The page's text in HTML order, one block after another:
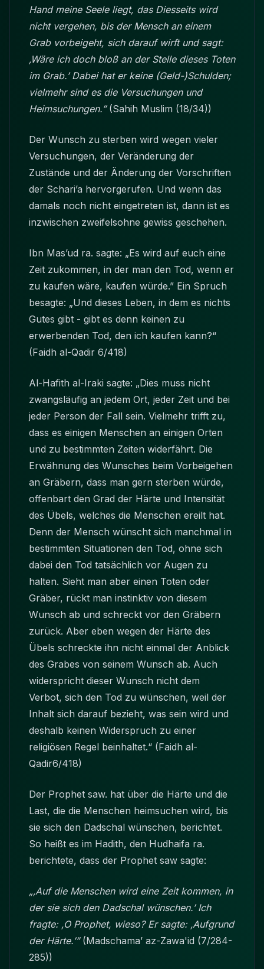
Hand meine Seele liegt, das Diesseits wird
nicht vergehen, bis der Mensch an einem
Grab vorbeigeht, sich darauf wirft und sagt:
‚Wäre ich doch bloß an der Stelle dieses Toten
im Grab.’ Dabei hat er keine (Geld-)Schulden;
vielmehr sind es die Versuchungen und
Heimsuchungen.”(Sahih Muslim (18/34))
Der Wunsch zu sterben wird wegen vieler
Versuchungen, der Veränderung der
Zustände und der Änderung der Vorschriften
der Schari’a hervorgerufen. Und wenn das
damals noch nicht eingetreten ist, dann ist es
inzwischen zweifelsohne gewiss geschehen.
Ibn Mas’ud ra. sagte: „Es wird auf euch eine
Zeit zukommen, in der man den Tod, wenn er
zu kaufen wäre, kaufen würde.” Ein Spruch
besagte: „Und dieses Leben, in dem es nichts
Gutes gibt - gibt es denn keinen zu
erwerbenden Tod, den ich kaufen kann?“
(Faidh al-Qadir 6/418)
Al-Hafith al-Iraki sagte: „Dies muss nicht
zwangsläufig an jedem Ort, jeder Zeit und bei
jeder Person der Fall sein. Vielmehr trifft zu,
dass es einigen Menschen an einigen Orten
und zu bestimmten Zeiten widerfährt. Die
Erwähnung des Wunsches beim Vorbeigehen
an Gräbern, dass man gern sterben würde,
offenbart den Grad der Härte und Intensität
des Übels, welches die Menschen ereilt hat.
Denn der Mensch wünscht sich manchmal in
bestimmten Situationen den Tod, ohne sich
dabei den Tod tatsächlich vor Augen zu
halten. Sieht man aber einen Toten oder
Gräber, rückt man instinktiv von diesem
Wunsch ab und schreckt vor den Gräbern
zurück. Aber eben wegen der Härte des
Übels schreckte ihn nicht einmal der Anblick
des Grabes von seinem Wunsch ab. Auch
widerspricht dieser Wunsch nicht dem
Verbot, sich den Tod zu wünschen, weil der
Inhalt sich darauf bezieht, was sein wird und
deshalb keinen Widerspruch zu einer
religiösen Regel beinhaltet.“ (Faidh al-
Qadir6/418)
Der Prophet saw. hat über die Härte und die
Last, die die Menschen heimsuchen wird, bis
sie sich den Dadschal wünschen, berichtet.
So heißt es im Hadith, den Hudhaifa ra.
berichtete, dass der Prophet saw sagte:
„‚Auf die Menschen wird eine Zeit kommen, in
der sie sich den Dadschal wünschen.’ Ich
fragte: ‚O Prophet, wieso? Er sagte: ‚Aufgrund
der Härte.’”(Madschama’ az-Zawa'id (7/284-
285))